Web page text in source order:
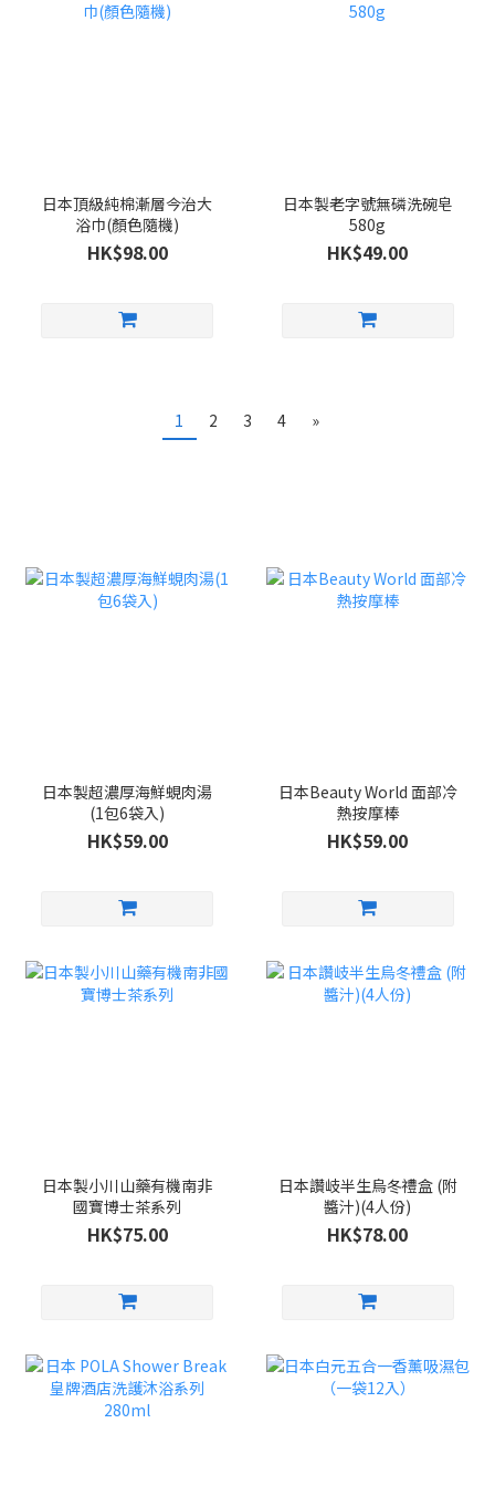
日本頂級純棉漸層今治大
浴巾(顏色隨機)
HK$98.00
日本製老字號無磷洗碗皂
580g
HK$49.00
1 2 3 4 »
日本製超濃厚海鮮蜆肉湯
(1包6袋入)
HK$59.00
日本Beauty World 面部冷
熱按摩棒
HK$59.00
日本製小川山藥有機南非
國寶博士茶系列
HK$75.00
日本讚岐半生烏冬禮盒 (附
醬汁)(4人份)
HK$78.00